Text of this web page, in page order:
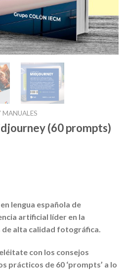
MANUALES
(60 prompts)
lengua española de
artificial líder en la
de alta calidad fotográfica.
con los consejos
prácticos de 60 ‘prompts’ a lo